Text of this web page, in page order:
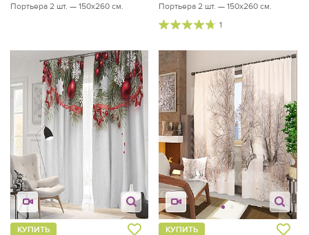
Портьера 2 шт. — 150х260 см.
Портьера 2 шт. — 150х260 см.
1
КУПИТЬ КУПИТЬ